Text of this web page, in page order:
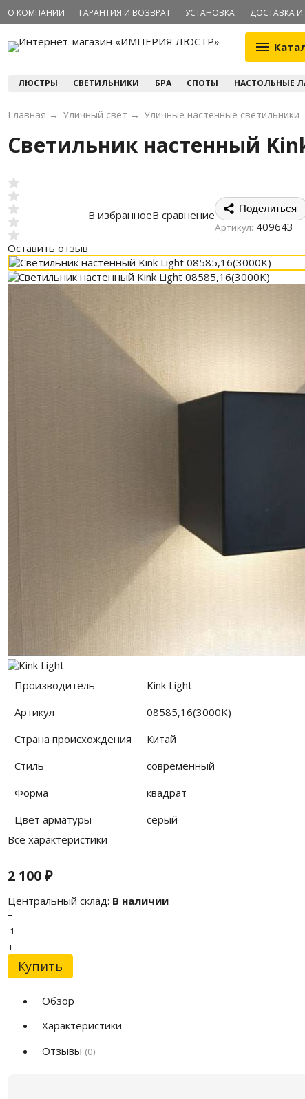
О КОМПАНИИ ГАРАНТИЯ И ВОЗВРАТ УСТАНОВКА ДОСТАВКА
ЛЮСТРЫ СВЕТИЛЬНИКИ БРА СПОТЫ НАСТОЛЬНЫЕ
Главная → Уличный свет → Уличные настенные светильники
Светильник настенный
Оставить отзыв
В избранноеВ сравнение Поделиться
Артикул: 409643
Производитель
Kink Light
Артикул
08585,16(3000K)
Страна происхождения
Китай
Стиль
современный
Форма
квадрат
Цвет арматуры
серый
Все характеристики
2 100₽
Центральный склад: В наличии
–
+
Купить
Обзор
Характеристики
Отзывы (0)